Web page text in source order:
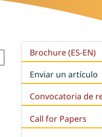
Brochure (ES-EN)
Enviar un artículo
Convocatoria de
Call for Papers